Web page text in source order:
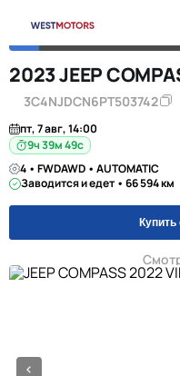
2023 JEEP
3C4NJDCN6PT503742
пт, 7 авг, 14:00
9ч 39м 48с
4 • FWDAWD • AUTOMATIC
Заводится и едет • 66 594 км